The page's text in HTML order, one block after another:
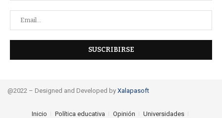
@2022 – Designed and Developed by Xalapasoft
Inicio Política educativa Opinión Universidades